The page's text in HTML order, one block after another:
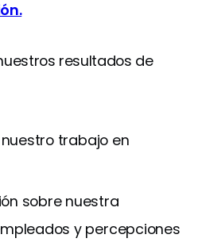
resultados de
trabajo en
sobre nuestra
y percepciones